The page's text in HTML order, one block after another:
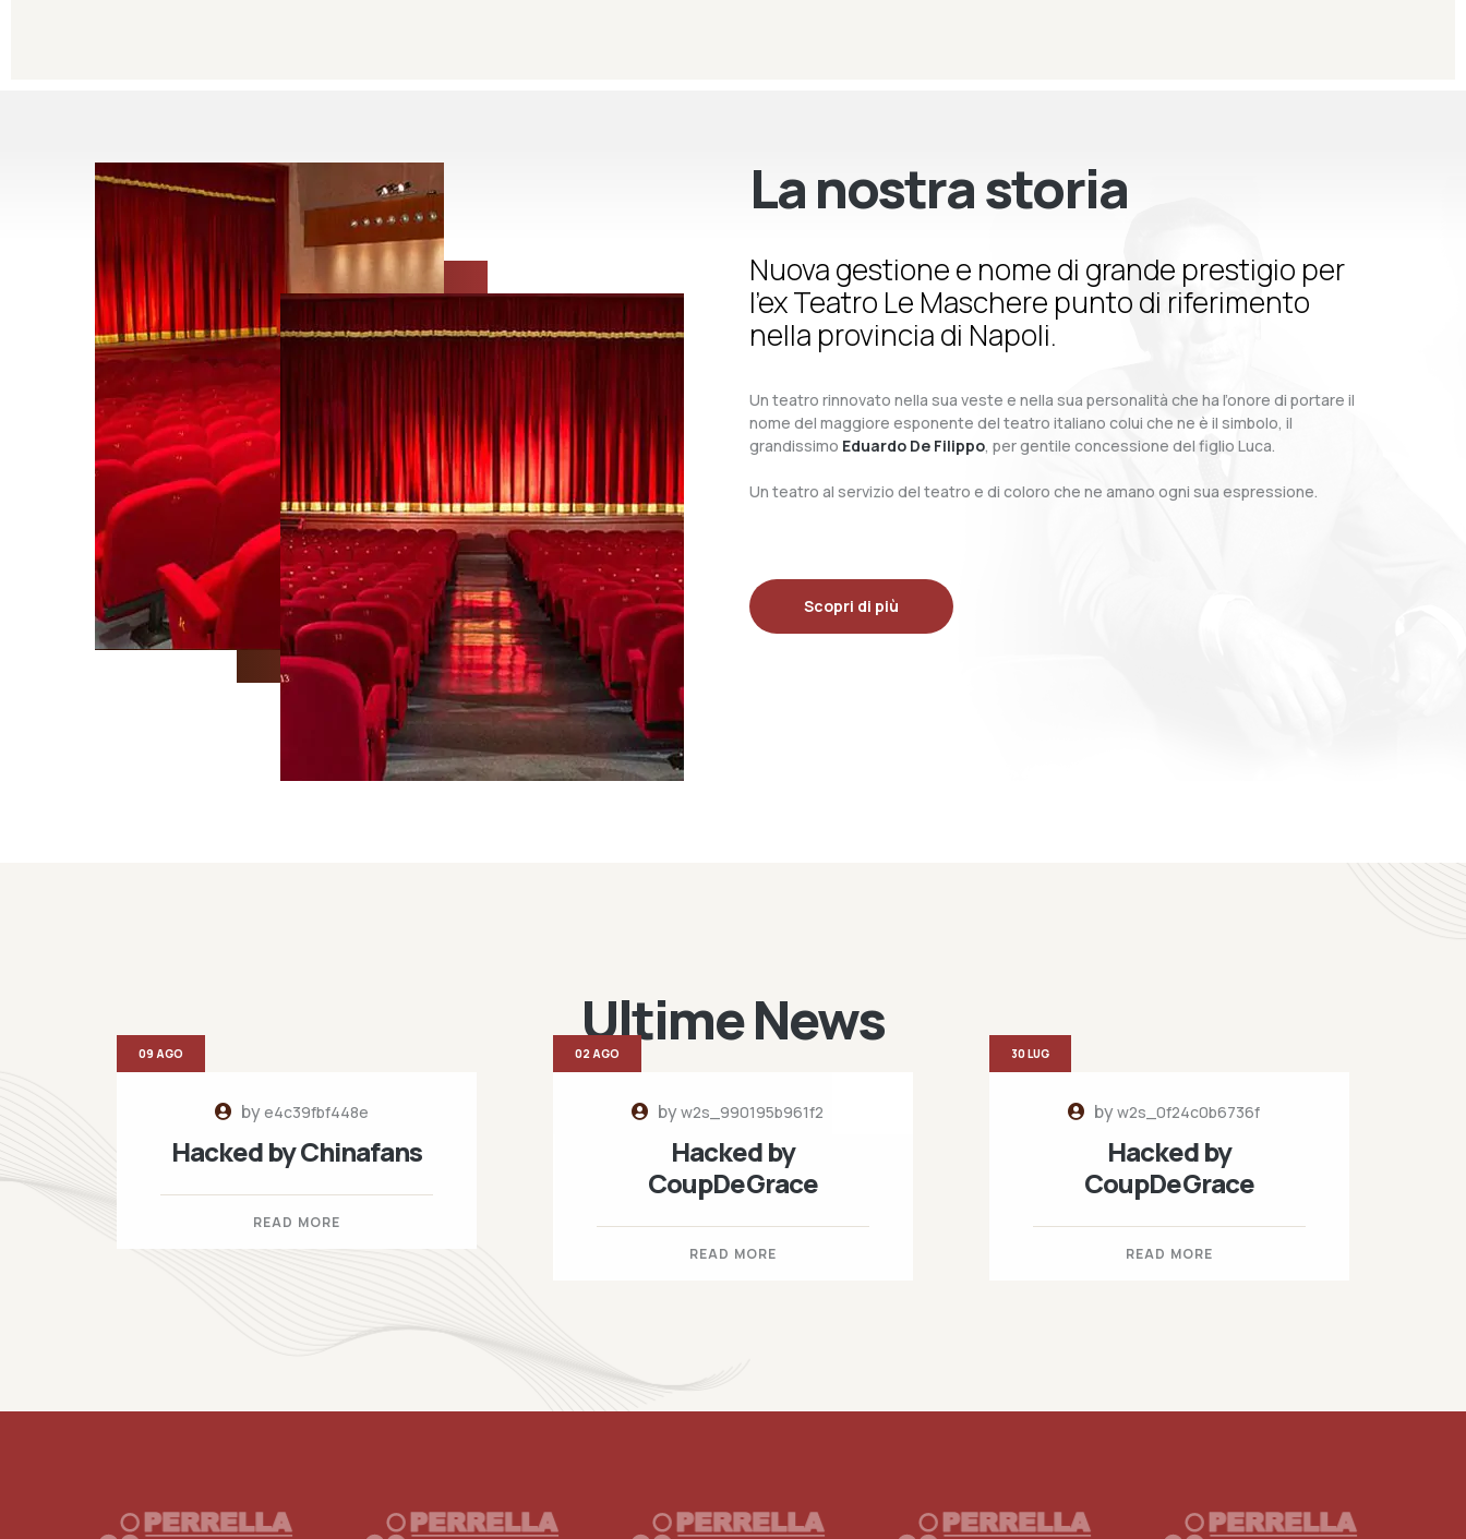
La nostra storia
Nuova gestione e nome di grande prestigio per
l’ex Teatro Le Maschere punto di riferimento
nella provincia di Napoli.
Un teatro rinnovato nella sua veste e nella sua personalità che ha l’onore di portare il
nome del maggiore esponente del teatro italiano colui che ne è il simbolo, il
grandissimo Eduardo De Filippo, per gentile concessione del figlio Luca.
Un teatro al servizio del teatro e di coloro che ne amano ogni sua espressione.
Scopri di più
Ultime News
bye4c39fbf448e
Hacked by Chinafans
READ MORE
09 AGO
byw2s_990195b961f2
Hacked by
CoupDeGrace
READ MORE
02 AGO
byw2s_0f24c0b6736f
Hacked by
CoupDeGrace
READ MORE
30 LUG